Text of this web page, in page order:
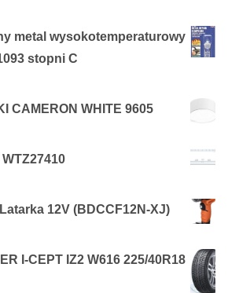
metal wysokotemperaturowy
stopni C
CAMERON WHITE 9605
12V (BDCCF12N-XJ)
I-CEPT IZ2 W616 225/40R18